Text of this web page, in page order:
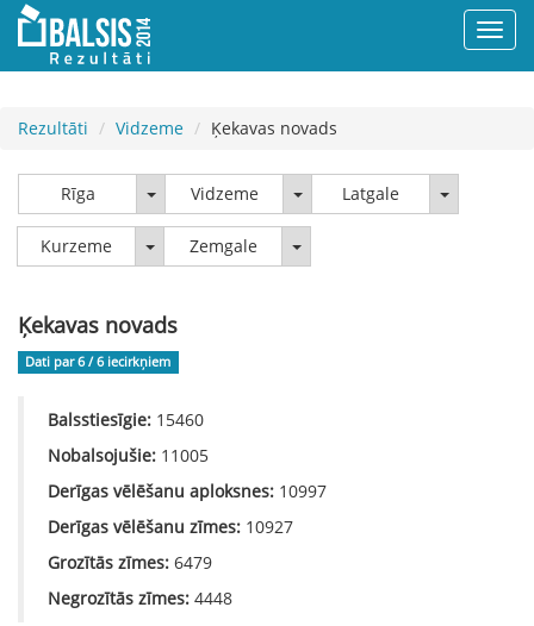
Rezultāti Vidzeme Ķekavas novads
Rīga Rīga Vidzeme VidzemeLatgale Latgale
Kurzeme KurzemeZemgale Zemgale
Ķekavas novads
Dati par 6 / 6 iecirkņiem
Balsstiesīgie: 15460
Nobalsojušie: 11005
Derīgas vēlēšanu aploksnes: 10997
Derīgas vēlēšanu zīmes: 10927
Grozītās zīmes: 6479
Negrozītās zīmes: 4448